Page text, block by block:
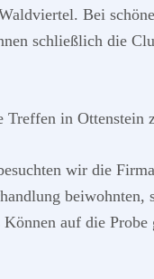
Bei
schließlich die
Treffen in Ottenstein
wir die
beiwohnten,
auf die